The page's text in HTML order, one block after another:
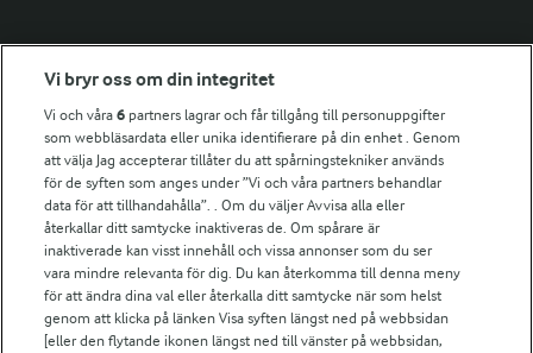
Fler Arlasajter
För ägare
Arlas kundportal
Arla.com
Falbygdens Ost
Arla webbshop
Bildbank
Vi bryr oss om din integritet
Vi och våra6 partners lagrar och får tillgång till personuppgifter
som webbläsardata eller unika identifierare på din enhet . Genom
att välja Jag accepterar tillåter du att spårningstekniker används
för de syften som anges under ”Vi och våra partners behandlar
data för att tillhandahålla”. . Om du väljer Avvisa alla eller
återkallar ditt samtycke inaktiveras de. Om spårare är
inaktiverade kan visst innehåll och vissa annonser som du ser
vara mindre relevanta för dig. Du kan återkomma till denna meny
för att ändra dina val eller återkalla ditt samtycke när som helst
genom att klicka på länken Visa syften längst ned på webbsidan
[eller den flytande ikonen längst ned till vänster på webbsidan,